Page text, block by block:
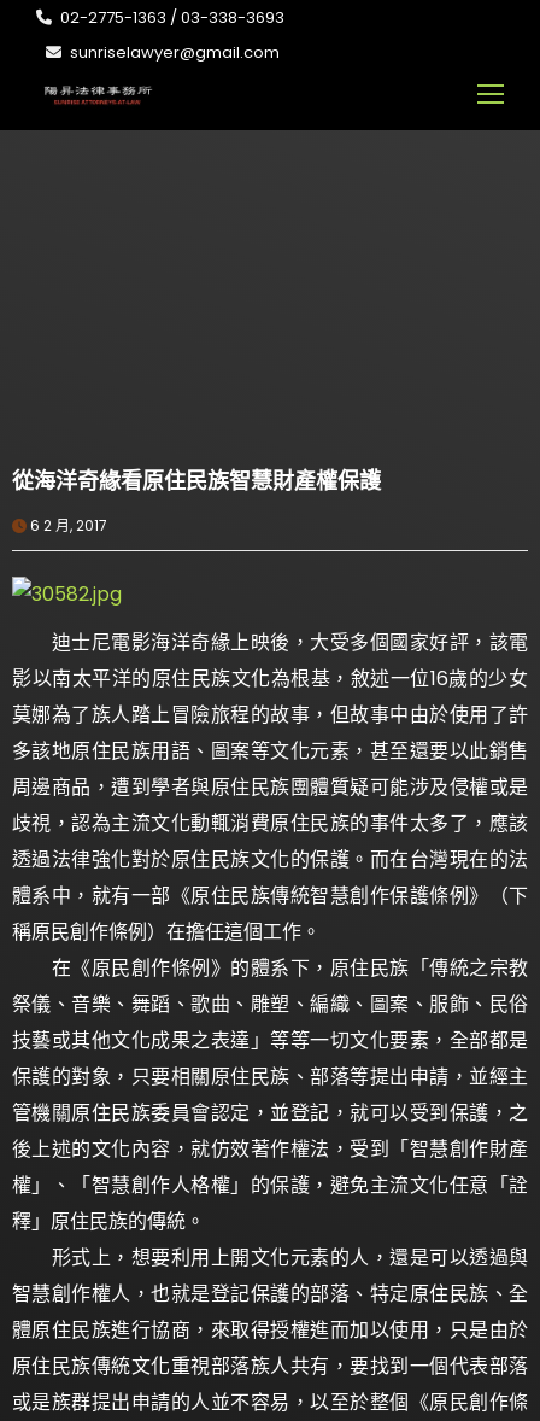
02-2775-1363 / 03-338-3693
sunriselawyer@gmail.com
從海洋奇緣看原住民族智慧財產權保護
6 2 月, 2017
迪士尼電影海洋奇緣上映後，大受多個國家好評，該電
影以南太平洋的原住民族文化為根基，敘述一位16歲的少女
莫娜為了族人踏上冒險旅程的故事，但故事中由於使用了許
多該地原住民族用語、圖案等文化元素，甚至還要以此銷售
周邊商品，遭到學者與原住民族團體質疑可能涉及侵權或是
歧視，認為主流文化動輒消費原住民族的事件太多了，應該
透過法律強化對於原住民族文化的保護。而在台灣現在的法
體系中，就有一部《原住民族傳統智慧創作保護條例》（下
稱原民創作條例）在擔任這個工作。
在《原民創作條例》的體系下，原住民族「傳統之宗教
祭儀、音樂、舞蹈、歌曲、雕塑、編織、圖案、服飾、民俗
技藝或其他文化成果之表達」等等一切文化要素，全部都是
保護的對象，只要相關原住民族、部落等提出申請，並經主
管機關原住民族委員會認定，並登記，就可以受到保護，之
後上述的文化內容，就仿效著作權法，受到「智慧創作財產
權」、「智慧創作人格權」的保護，避免主流文化任意「詮
釋」原住民族的傳統。
形式上，想要利用上開文化元素的人，還是可以透過與
智慧創作權人，也就是登記保護的部落、特定原住民族、全
體原住民族進行協商，來取得授權進而加以使用，只是由於
原住民族傳統文化重視部落族人共有，要找到一個代表部落
或是族群提出申請的人並不容易，以至於整個《原民創作條